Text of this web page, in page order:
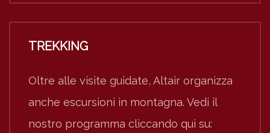
TREKKING
Oltre alle visite guidate, Altair organizza
anche escursioni in montagna. Vedi il
nostro programma cliccando qui su: